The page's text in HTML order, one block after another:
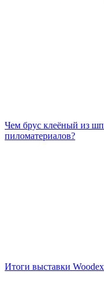
Чем брус клеёный из
пиломатериалов?
Итоги выставки